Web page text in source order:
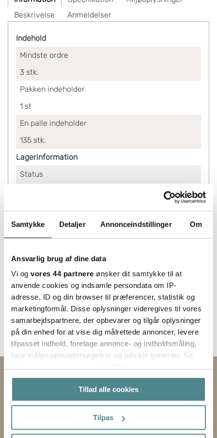
Samtykke Detaljer Annonceindstillinger Om
Ansvarlig brug af dine data
Vi og vores 44 partnere ønsker dit samtykke til at
anvende cookies og indsamle persondata om IP-
adresse, ID og din browser til præferencer, statistik og
marketingformål. Disse oplysninger videregives til vores
samarbejdspartnere, der opbevarer og tilgår oplysninger
på din enhed for at vise dig målrettede annoncer, levere
tilpasset indhold, foretage annonce- og indholdsmåling,
lave målgruppeundersøgelser og udvikle tjenester. Se
persondatapolitik. Du kan altid trække dit samtykke
tilbage eller ændre indstillinger fra vores
"Cookiedeklaration", eller ved at trykke på "Privacy
Tillad alle cookies
Tilpas
Beskrivelse
Anmeldelser
Indehold
Mindste ordre
3 stk.
Pakken indeholder
1 st
En palle indeholder
135 stk.
Lagerinformation
Status
Kontakt os via formularen